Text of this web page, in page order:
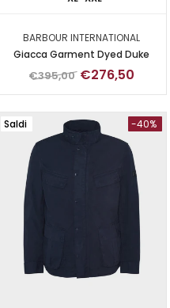
BARBOUR INTERNATIONAL
Giacca Garment Dyed Duke
€395,00 €276,50
Saldi -40%